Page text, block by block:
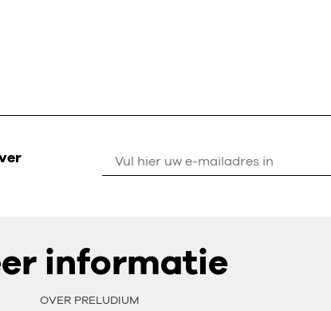
informatie
OVER PRELUDIUM